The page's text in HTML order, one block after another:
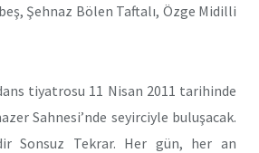
Şehnaz Bölen Taftalı, Özge Midilli
tiyatrosu 11 Nisan 2011 tarihinde
Sahnesi’nde seyirciyle buluşacak.
Sonsuz Tekrar. Her gün, her an